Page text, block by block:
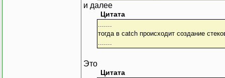
и далее
Цитата
тогда в catch происходит создание
Это
Цитата